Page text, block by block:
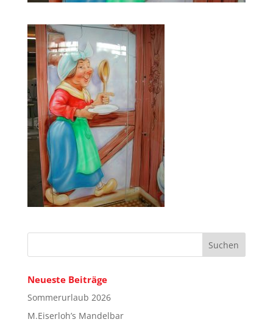
Neueste Beiträge
Sommerurlaub 2026
M.Eiserloh’s Mandelbar